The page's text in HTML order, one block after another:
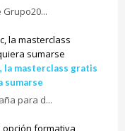
la masterclass gratis
sumarse
para d...